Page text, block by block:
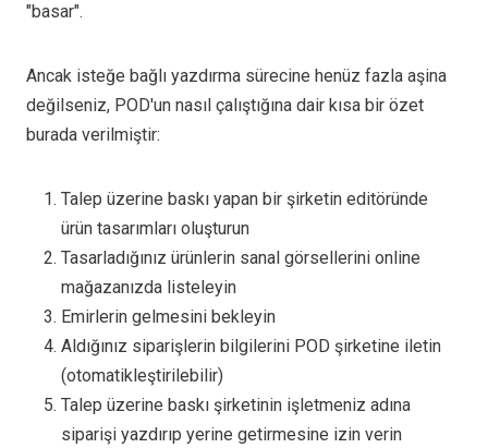
"basar".
Ancak isteğe bağlı yazdırma sürecine henüz fazla aşina
değilseniz, POD'un nasıl çalıştığına dair kısa bir özet
burada verilmiştir:
Talep üzerine baskı yapan bir şirketin editöründe
ürün tasarımları oluşturun
Tasarladığınız ürünlerin sanal görsellerini online
mağazanızda listeleyin
Emirlerin gelmesini bekleyin
Aldığınız siparişlerin bilgilerini POD şirketine iletin
(otomatikleştirilebilir)
Talep üzerine baskı şirketinin işletmeniz adına
siparişi yazdırıp yerine getirmesine izin verin